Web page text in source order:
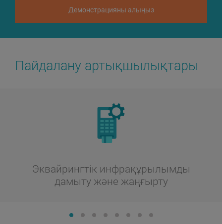
Демонстрацияны алыңыз
Пайдалану артықшылықтары
Эквайрингтік инфрақұрылымды
дамыту және жаңғырту